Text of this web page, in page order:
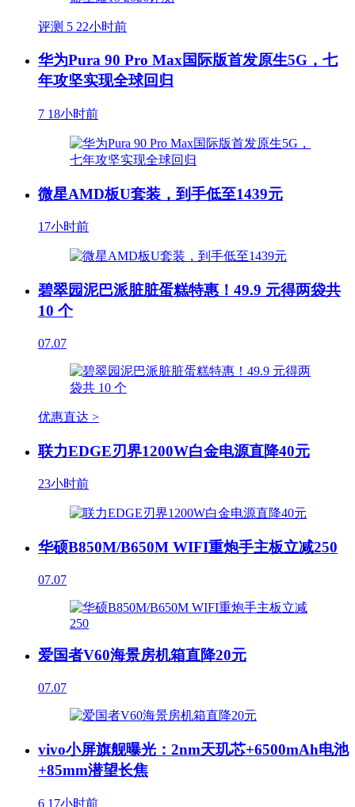
评测 5 22小时前
华为Pura 90 Pro Max国际版首发原生5G，七
年攻坚实现全球回归
7 18小时前
微星AMD板U套装，到手低至1439元
17小时前
碧翠园泥巴派脏脏蛋糕特惠！49.9 元得两袋共
10 个
07.07
优惠直达 >
联力EDGE刃界1200W白金电源直降40元
23小时前
华硕B850M/B650M WIFI重炮手主板立减250
07.07
爱国者V60海景房机箱直降20元
07.07
vivo小屏旗舰曝光：2nm天玑芯+6500mAh电池
+85mm潜望长焦
6 17小时前